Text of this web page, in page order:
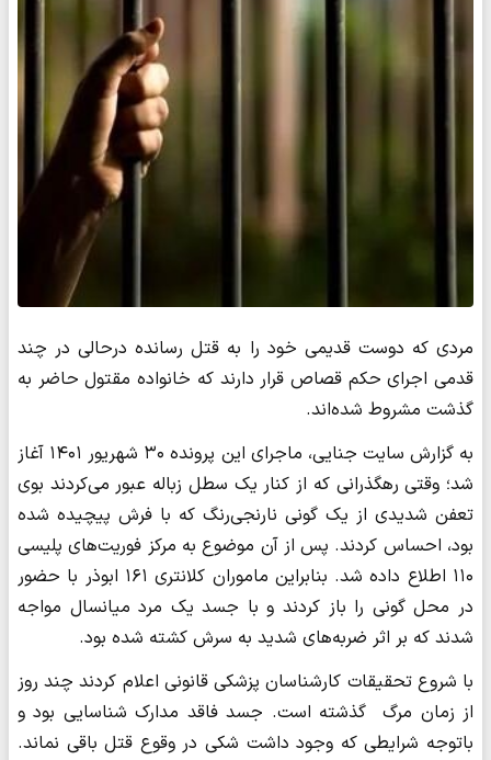
مردی که دوست قدیمی خود را به قتل رسانده درحالی در چند
قدمی اجرای حکم قصاص قرار دارند که خانواده مقتول حاضر به
گذشت مشروط شده‌اند.
به گزارش سایت جنایی، ماجرای این پرونده ۳۰ شهریور ۱۴۰۱ آغاز
شد؛ وقتی رهگذرانی که از کنار یک سطل زباله عبور می‌کردند بوی
تعفن شدیدی از یک گونی نارنجی‌رنگ که با فرش پیچیده شده
بود، احساس کردند. پس از آن موضوع به مرکز فوریت‌های پلیسی
۱۱۰ اطلاع داده شد. بنابراین ماموران کلانتری ۱۶۱ ابوذر با حضور
در محل گونی را باز کردند و با جسد یک مرد میانسال مواجه
شدند که بر اثر ضربه‌های شدید به سرش کشته شده بود.
با شروع تحقیقات کارشناسان پزشکی قانونی اعلام کردند چند روز
از زمان مرگ گذشته است. جسد فاقد مدارک شناسایی بود و
باتوجه شرایطی که وجود داشت شکی در وقوع قتل باقی نماند.